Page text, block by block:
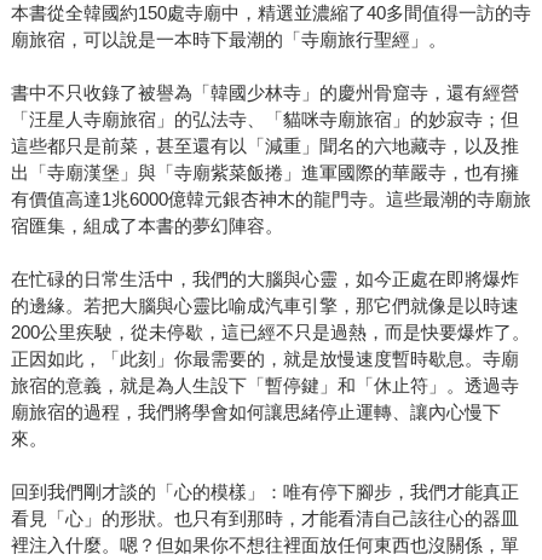
本書從全韓國約150處寺廟中，精選並濃縮了40多間值得一訪的寺
廟旅宿，可以說是一本時下最潮的「寺廟旅行聖經」。
書中不只收錄了被譽為「韓國少林寺」的慶州骨窟寺，還有經營
「汪星人寺廟旅宿」的弘法寺、「貓咪寺廟旅宿」的妙寂寺；但
這些都只是前菜，甚至還有以「減重」聞名的六地藏寺，以及推
出「寺廟漢堡」與「寺廟紫菜飯捲」進軍國際的華嚴寺，也有擁
有價值高達1兆6000億韓元銀杏神木的龍門寺。這些最潮的寺廟旅
宿匯集，組成了本書的夢幻陣容。
在忙碌的日常生活中，我們的大腦與心靈，如今正處在即將爆炸
的邊緣。若把大腦與心靈比喻成汽車引擎，那它們就像是以時速
200公里疾駛，從未停歇，這已經不只是過熱，而是快要爆炸了。
正因如此，「此刻」你最需要的，就是放慢速度暫時歇息。寺廟
旅宿的意義，就是為人生設下「暫停鍵」和「休止符」。透過寺
廟旅宿的過程，我們將學會如何讓思緒停止運轉、讓內心慢下
來。
回到我們剛才談的「心的模樣」：唯有停下腳步，我們才能真正
看見「心」的形狀。也只有到那時，才能看清自己該往心的器皿
裡注入什麼。嗯？但如果你不想往裡面放任何東西也沒關係，單